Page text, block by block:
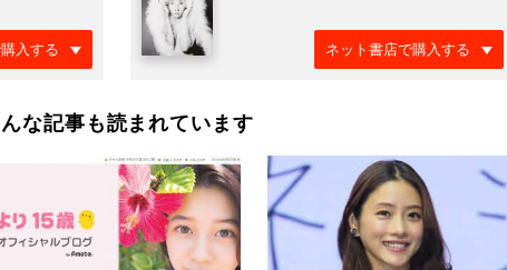
入する ネット書店で購入する
な記事も読まれています